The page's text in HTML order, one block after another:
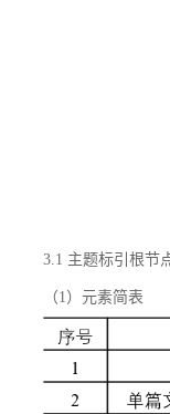
3.1 主题标引根节
（1）元素简表